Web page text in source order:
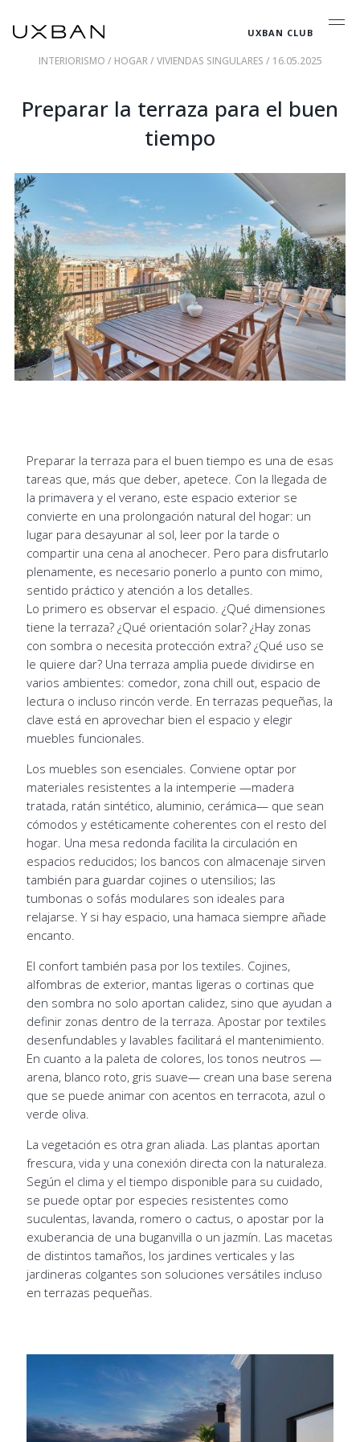
UXBAN CLUB
INTERIORISMO / HOGAR/VIVIENDAS SINGULARES / 16.05.2025
Preparar la terraza para el buen
tiempo
Preparar la terraza para el buen tiempo es una de esas
tareas que, más que deber, apetece. Con la llegada de
la primavera y el verano, este espacio exterior se
convierte en una prolongación natural del hogar: un
lugar para desayunar al sol, leer por la tarde o
compartir una cena al anochecer. Pero para disfrutarlo
plenamente, es necesario ponerlo a punto con mimo,
sentido práctico y atención a los detalles.
Lo primero es observar el espacio. ¿Qué dimensiones
tiene la terraza? ¿Qué orientación solar? ¿Hay zonas
con sombra o necesita protección extra? ¿Qué uso se
le quiere dar? Una terraza amplia puede dividirse en
varios ambientes: comedor, zona chill out, espacio de
lectura o incluso rincón verde. En terrazas pequeñas, la
clave está en aprovechar bien el espacio y elegir
muebles funcionales.
Los muebles son esenciales. Conviene optar por
materiales resistentes a la intemperie —madera
tratada, ratán sintético, aluminio, cerámica— que sean
cómodos y estéticamente coherentes con el resto del
hogar. Una mesa redonda facilita la circulación en
espacios reducidos; los bancos con almacenaje sirven
también para guardar cojines o utensilios; las
tumbonas o sofás modulares son ideales para
relajarse. Y si hay espacio, una hamaca siempre añade
encanto.
El confort también pasa por los textiles. Cojines,
alfombras de exterior, mantas ligeras o cortinas que
den sombra no solo aportan calidez, sino que ayudan a
definir zonas dentro de la terraza. Apostar por textiles
desenfundables y lavables facilitará el mantenimiento.
En cuanto a la paleta de colores, los tonos neutros —
arena, blanco roto, gris suave— crean una base serena
que se puede animar con acentos en terracota, azul o
verde oliva.
La vegetación es otra gran aliada. Las plantas aportan
frescura, vida y una conexión directa con la naturaleza.
Según el clima y el tiempo disponible para su cuidado,
se puede optar por especies resistentes como
suculentas, lavanda, romero o cactus, o apostar por la
exuberancia de una buganvilla o un jazmín. Las macetas
de distintos tamaños, los jardines verticales y las
jardineras colgantes son soluciones versátiles incluso
en terrazas pequeñas.